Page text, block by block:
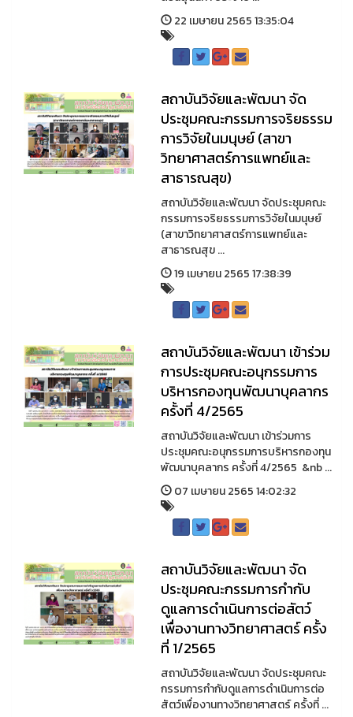
22 เมษายน 2565 13:35:04
สถาบันวิจัยและพัฒนา จัด
ประชุมคณะกรรมการจริยธรรม
การวิจัยในมนุษย์ (สาขา
วิทยาศาสตร์การแพทย์และ
สาธารณสุข)
สถาบันวิจัยและพัฒนา จัดประชุมคณะ
กรรมการจริยธรรมการวิจัยในมนุษย์
(สาขาวิทยาศาสตร์การแพทย์และ
สาธารณสุข ...
19 เมษายน 2565 17:38:39
สถาบันวิจัยและพัฒนา เข้าร่วม
การประชุมคณะอนุกรรมการ
บริหารกองทุนพัฒนาบุคลากร
ครั้งที่ 4/2565
สถาบันวิจัยและพัฒนา เข้าร่วมการ
ประชุมคณะอนุกรรมการบริหารกองทุน
พัฒนาบุคลากร ครั้งที่ 4/2565 &nb ...
07 เมษายน 2565 14:02:32
สถาบันวิจัยและพัฒนา จัด
ประชุมคณะกรรมการกำกับ
ดูแลการดำเนินการต่อสัตว์
เพื่องานทางวิทยาศาสตร์ ครั้ง
ที่ 1/2565
สถาบันวิจัยและพัฒนา จัดประชุมคณะ
กรรมการกำกับดูแลการดำเนินการต่อ
สัตว์เพื่องานทางวิทยาศาสตร์ ครั้งที่ ...